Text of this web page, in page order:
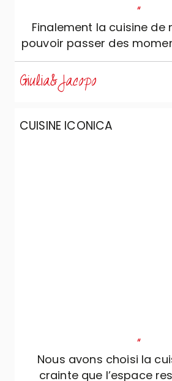
"
Finalement la cuisine de
pouvoir passer des
toute la
Giulia&Jacopo
CUISINE ICONICA
"
Nous avons choisi la
crainte que l’espace